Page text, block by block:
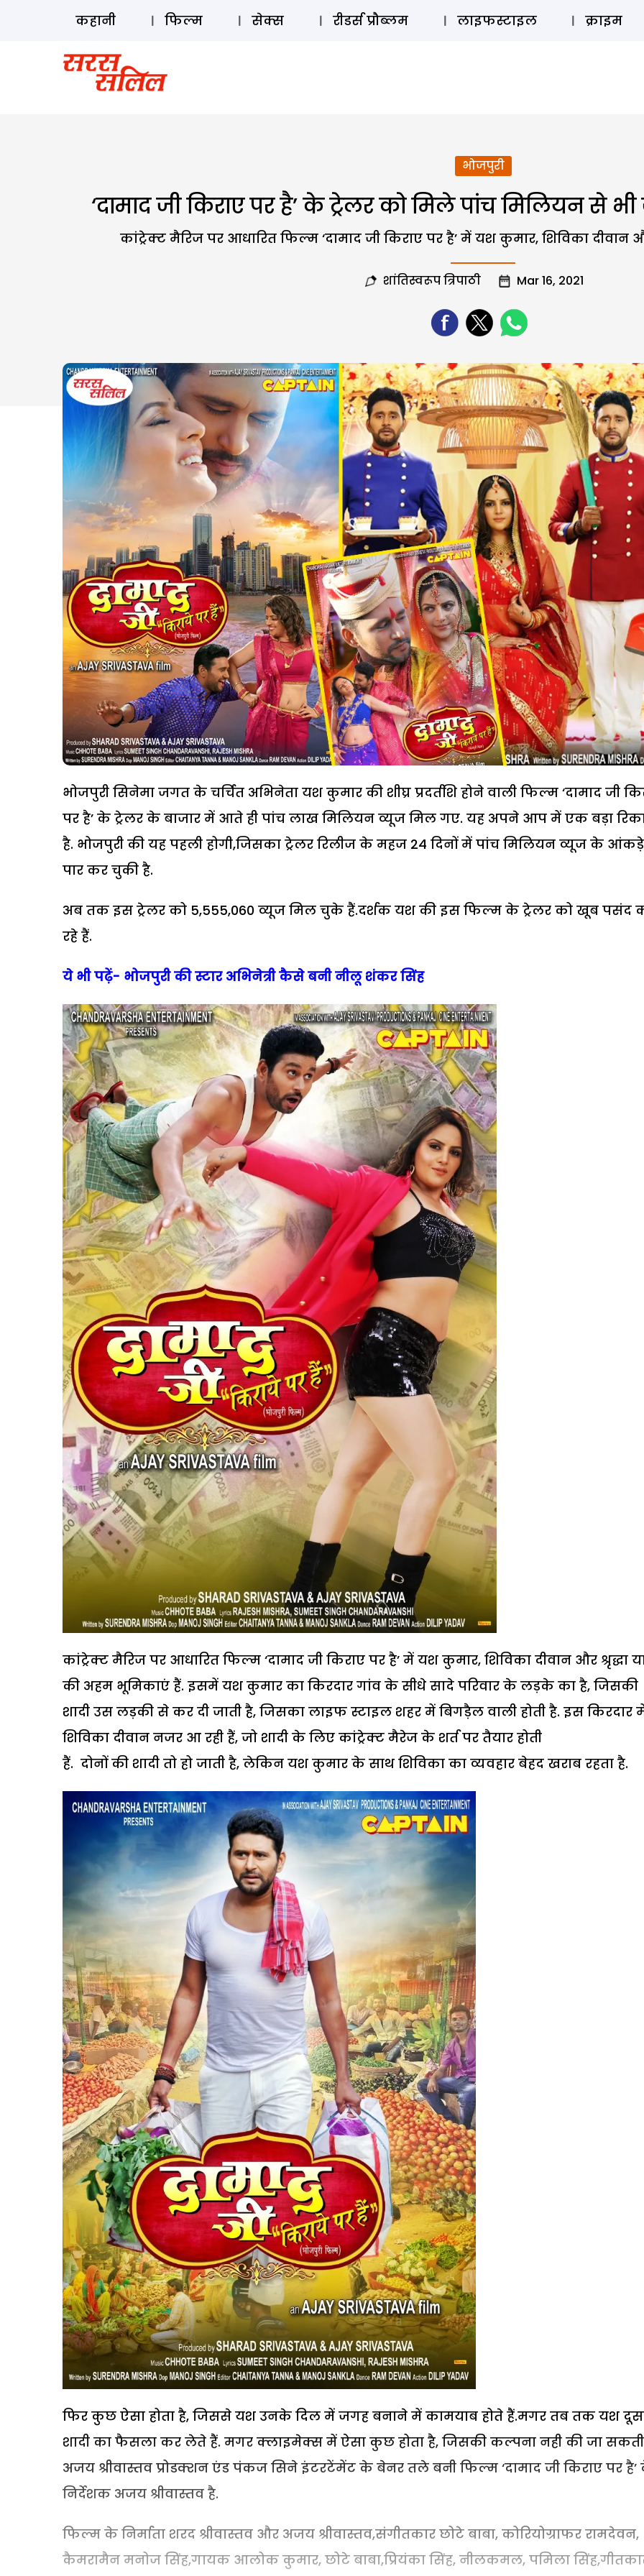
ऑडियो
कहानी फिल्म सेक्स रीडर्स प्रौब्लम लाइफस्टाइल क्राइम
भोजपुरी
‘दामाद जी किराए पर है’ के ट्रेलर को मिले पांच मिलियन से
कांट्रेक्ट मैरिज पर आधारित फिल्म ‘दामाद जी किराए पर है’ में यश कुमार, शिविका दीवान
शांतिस्वरूप त्रिपाठी Mar 16, 2021
भोजपुरी सिनेमा जगत के चर्चित अभिनेता यश कुमार की शीघ्र प्रदर्तशि होने वाली फिल्म ‘दामाद जी
पर है’ के ट्रेलर के बाजार में आते ही पांच लाख मिलियन व्यूज मिल गए. यह अपने आप में एक बड़ा
है. भोजपुरी की यह पहली होगी,जिसका ट्रेलर रिलीज के महज 24 दिनों में पांच मिलियन व्यूज के
पार कर चुकी है.
अब तक इस ट्रेलर को 5,555,060 व्यूज मिल चुके हैं.दर्शक यश की इस फिल्म के ट्रेलर को खूब पसंद
रहे हैं.
ये भी पढ़ें- भोजपुरी की स्टार अभिनेत्री कैसे बनी नीलू शंकर सिंह
कांट्रेक्ट मैरिज पर आधारित फिल्म ‘दामाद जी किराए पर है’ में यश कुमार, शिविका दीवान और श्रृद्धा
की अहम भूमिकाएं हैं. इसमें यश कुमार का किरदार गांव के सीधे सादे परिवार के लड़के का है, जिसकी
शादी उस लड़की से कर दी जाती है, जिसका लाइफ स्टाइल शहर में बिगड़ैल वाली होती है. इस किरदार
शिविका दीवान नजर आ रही हैं, जो शादी के लिए कांट्रेक्ट मैरेज के शर्त पर तैयार होती
हैं. दोनों की शादी तो हो जाती है, लेकिन यश कुमार के साथ शिविका का व्यवहार बेहद खराब रहता है.
फिर कुछ ऐसा होता है, जिससे यश उनके दिल में जगह बनाने में कामयाब होते हैं.मगर तब तक यश
शादी का फैसला कर लेते हैं. मगर क्लाइमेक्स में ऐसा कुछ होता है, जिसकी कल्पना नही की जा
अजय श्रीवास्तव प्रोडक्शन एंड पंकज सिने इंटरटेंमेंट के बेनर तले बनी फिल्म ‘दामाद जी किराए पर
निर्देशक अजय श्रीवास्तव है.
फिल्म के निर्माता शरद श्रीवास्तव और अजय श्रीवास्तव,संगीतकार छोटे बाबा, कोरियोग्राफर रामदेवन,
कैमरामैन मनोज सिंह,गायक आलोक कुमार, छोटे बाबा,प्रियंका सिंह, नीलकमल, पमिला